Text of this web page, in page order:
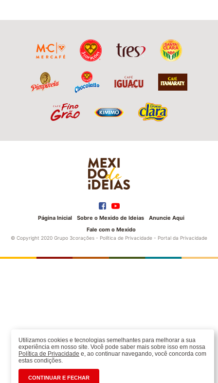
Utilizamos cookies e tecnologias semelhantes para melhorar a sua
experiência em nosso site. Você pode saber mais sobre isso em nossa
Política de Privacidade e, ao continuar navegando, você concorda com
estas condições.
CONTINUAR E FECHAR
Página Inicial Sobre o Mexido de Ideias
Anuncie Aqui
Fale com o Mexido
© Copyright 2020 Grupo 3corações - Política de Privacidade - Portal da Privacidade